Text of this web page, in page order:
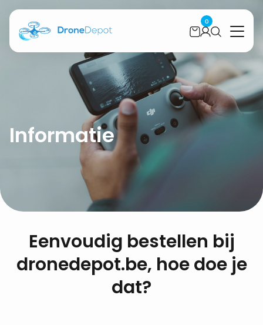
0
Informatie
Eenvoudig bestellen bij
dronedepot.be, hoe doe je
dat?